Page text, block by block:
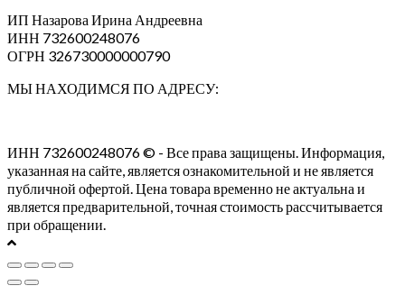
ИП Назарова Ирина Андреевна⁠
ИНН 732600248076
ОГРН 326730000000790
МЫ НАХОДИМСЯ ПО АДРЕСУ:
ИНН 732600248076 © - Все права защищены. Информация,
указанная на сайте, является ознакомительной и не является
публичной офертой. Цена товара временно не актуальна и
является предварительной, точная стоимость рассчитывается
при обращении.